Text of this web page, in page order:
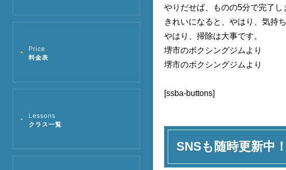
Price
料金表
Lessons
クラス一覧
やりだせば、ものの5分で完了し
きれいになると、やはり、気持
やはり、掃除は大事です。
堺市のボクシングジムより
堺市のボクシングジムより
[ssba-buttons]
SNSも随時更新中